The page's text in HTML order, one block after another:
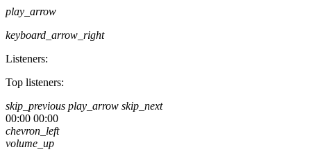
play_arrow
keyboard_arrow_right
Listeners:
Top listeners:
skip_previous play_arrow skip_next
00:00 00:00
chevron_left
volume_up